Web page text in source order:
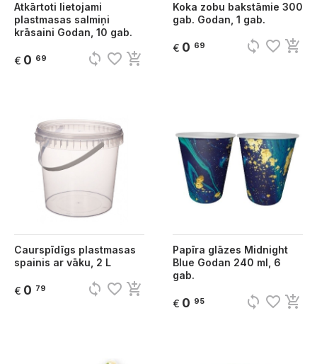
Atkārtoti lietojami
plastmasas salmiņi
krāsaini Godan, 10 gab.
€ 0 69 sync favorite_border add_shopping_cart
Koka zobu bakstāmie 300
gab. Godan, 1 gab.
€ 0 69 sync favorite_border add_shopping_cart
Caurspīdīgs plastmasas
spainis ar vāku, 2 L
€ 0 79 sync favorite_border add_shopping_cart
Papīra glāzes Midnight
Blue Godan 240 ml, 6
gab.
€ 0 95 sync favorite_border add_shopping_cart